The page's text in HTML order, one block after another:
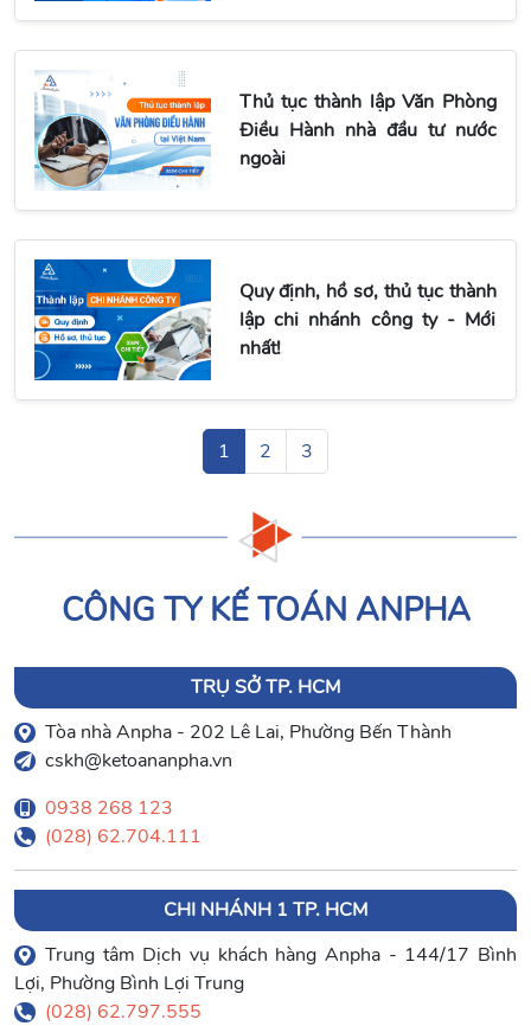
Thủ tục thành lập Văn Phòng
Điều Hành nhà đầu tư nước
ngoài
Quy định, hồ sơ, thủ tục thành
lập chi nhánh công ty - Mới
nhất!
1 2 3
CÔNG TY KẾ TOÁN ANPHA
TRỤ SỞ TP. HCM
Tòa nhà Anpha - 202 Lê Lai, Phường Bến Thành
cskh@ketoananpha.vn
0938 268 123
(028) 62.704.111
CHI NHÁNH 1 TP. HCM
Trung tâm Dịch vụ khách hàng Anpha - 144/17 Bình
Lợi, Phường Bình Lợi Trung
(028) 62.797.555